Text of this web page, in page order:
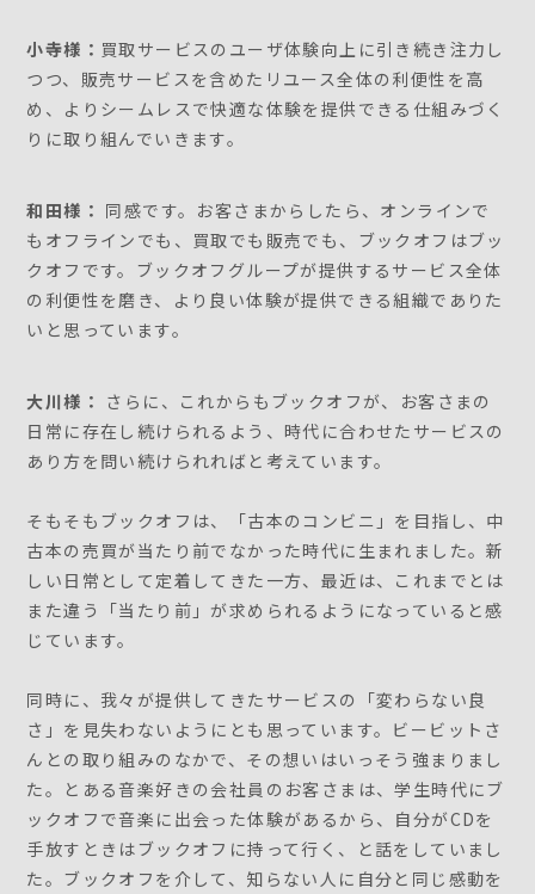
小寺様： 買取サービスのユーザ体験向上に引き続き注力し
つつ、販売サービスを含めたリユース全体の利便性を高
め、よりシームレスで快適な体験を提供できる仕組みづく
りに取り組んでいきます。
和田様： 同感です。お客さまからしたら、オンラインで
もオフラインでも、買取でも販売でも、ブックオフはブッ
クオフです。ブックオフグループが提供するサービス全体
の利便性を磨き、より良い体験が提供できる組織でありた
いと思っています。
大川様： さらに、これからもブックオフが、お客さまの
日常に存在し続けられるよう、時代に合わせたサービスの
あり方を問い続けられればと考えています。
そもそもブックオフは、「古本のコンビニ」を目指し、中
古本の売買が当たり前でなかった時代に生まれました。新
しい日常として定着してきた一方、最近は、これまでとは
また違う「当たり前」が求められるようになっていると感
じています。
同時に、我々が提供してきたサービスの「変わらない良
さ」を見失わないようにとも思っています。ビービットさ
んとの取り組みのなかで、その想いはいっそう強まりまし
た。とある音楽好きの会社員のお客さまは、学生時代にブ
ックオフで音楽に出会った体験があるから、自分がCDを
手放すときはブックオフに持って行く、と話をしていまし
た。ブックオフを介して、知らない人に自分と同じ感動を